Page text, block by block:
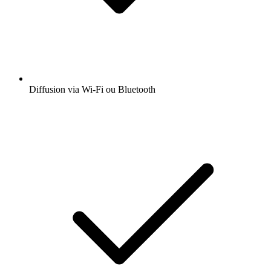
Diffusion via Wi-Fi ou Bluetooth